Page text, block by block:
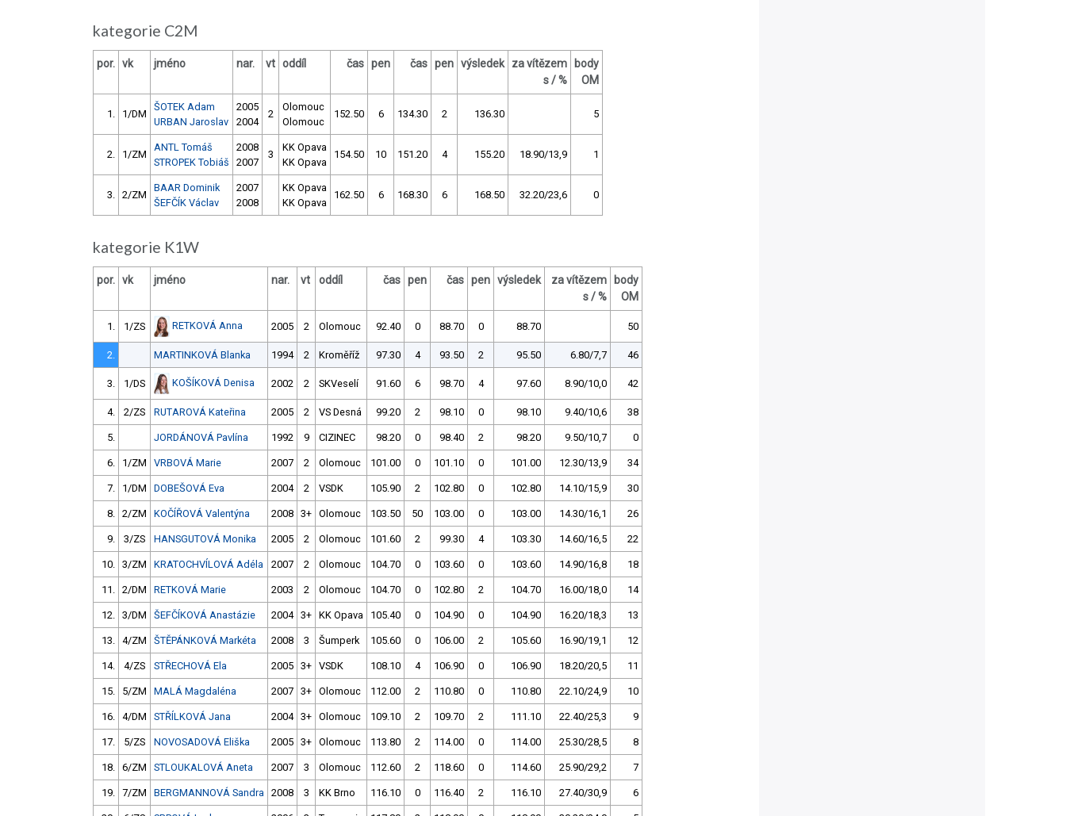
kategorie C2M
por. vk jméno nar. vt oddíl čas pen čas pen výsledek
za vítězem
s / %
body
OM
1. 1/DM
ŠOTEK Adam
URBAN Jaroslav
2005
2004
2
Olomouc
Olomouc
152.50 6 134.30 2 136.30 5
2. 1/ZM
ANTL Tomáš
STROPEK Tobiáš
2008
2007
3
KK Opava
KK Opava
154.50 10 151.20 4 155.20 18.90/13,9 1
3. 2/ZM
BAAR Dominik
ŠEFČÍK Václav
2007
2008
KK Opava
KK Opava
162.50 6 168.30 6 168.50 32.20/23,6 0
kategorie K1W
por. vk jméno nar. vt oddíl čas pen čas pen výsledek
za vítězem
s / %
body
OM
1. 1/ZS RETKOVÁ Anna 2005 2 Olomouc 92.40 0 88.70 0 88.70 50
2. MARTINKOVÁ Blanka 1994 2 Kroměříž 97.30 4 93.50 2 95.50 6.80/7,7 46
3. 1/DS KOŠÍKOVÁ Denisa 2002 2 SKVeselí 91.60 6 98.70 4 97.60 8.90/10,0 42
4. 2/ZS RUTAROVÁ Kateřina 2005 2 VS Desná 99.20 2 98.10 0 98.10 9.40/10,6 38
5. JORDÁNOVÁ Pavlína 1992 9 CIZINEC 98.20 0 98.40 2 98.20 9.50/10,7 0
6. 1/ZM VRBOVÁ Marie 2007 2 Olomouc 101.00 0 101.10 0 101.00 12.30/13,9 34
7. 1/DM DOBEŠOVÁ Eva 2004 2 VSDK 105.90 2 102.80 0 102.80 14.10/15,9 30
8. 2/ZM KOČÍŘOVÁ Valentýna 2008 3+ Olomouc 103.50 50 103.00 0 103.00 14.30/16,1 26
9. 3/ZS HANSGUTOVÁ Monika 2005 2 Olomouc 101.60 2 99.30 4 103.30 14.60/16,5 22
10. 3/ZM KRATOCHVÍLOVÁ Adéla 2007 2 Olomouc 104.70 0 103.60 0 103.60 14.90/16,8 18
11. 2/DM RETKOVÁ Marie 2003 2 Olomouc 104.70 0 102.80 2 104.70 16.00/18,0 14
12. 3/DM ŠEFČÍKOVÁ Anastázie 2004 3+ KK Opava 105.40 0 104.90 0 104.90 16.20/18,3 13
13. 4/ZM ŠTĚPÁNKOVÁ Markéta 2008 3 Šumperk 105.60 0 106.00 2 105.60 16.90/19,1 12
14. 4/ZS STŘECHOVÁ Ela 2005 3+ VSDK 108.10 4 106.90 0 106.90 18.20/20,5 11
15. 5/ZM MALÁ Magdaléna 2007 3+ Olomouc 112.00 2 110.80 0 110.80 22.10/24,9 10
16. 4/DM STŘÍLKOVÁ Jana 2004 3+ Olomouc 109.10 2 109.70 2 111.10 22.40/25,3 9
17. 5/ZS NOVOSADOVÁ Eliška 2005 3+ Olomouc 113.80 2 114.00 0 114.00 25.30/28,5 8
18. 6/ZM STLOUKALOVÁ Aneta 2007 3 Olomouc 112.60 2 118.60 0 114.60 25.90/29,2 7
19. 7/ZM BERGMANNOVÁ Sandra 2008 3 KK Brno 116.10 0 116.40 2 116.10 27.40/30,9 6